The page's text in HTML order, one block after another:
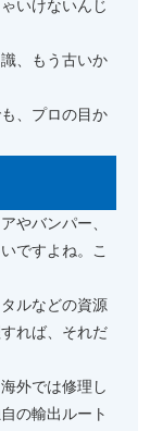
いけないんじ
、もう古いか
、プロの目か
やバンパー、
ですよね。こ
ルなどの資源
れば、それだ
外では修理し
の輸出ルート